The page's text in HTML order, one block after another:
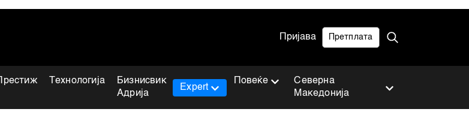
Пријава Претплата
Престиж Технологија
Бизнисвик
Адрија
Северна
Македонија
Expert
Повеќе